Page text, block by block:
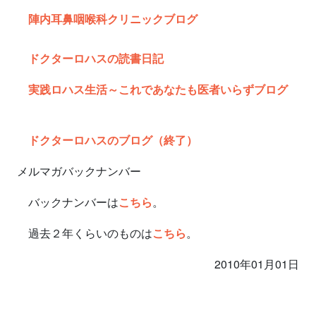
陣内耳鼻咽喉科クリニックブログ
ドクターロハスの読書日記
実践ロハス生活～これであなたも医者いらずブログ
ドクターロハスのブログ（終了）
メルマガバックナンバー
バックナンバーはこちら。
過去２年くらいのものはこちら。
2010年01月01日